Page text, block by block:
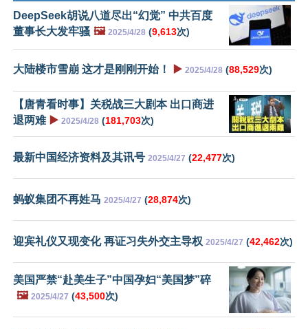
DeepSeek胡说八道尽出“幻觉” 中共百度
董事长大发牢骚 🖼️ 2025/4/28 (9,613次)
大陆楼市雪崩 这才是刚刚开始！ ▶️ 2025/4/28 (88,529次)
【唐青看时事】关税战三大剧本 出口商进
退两难 ▶️ 2025/4/28 (181,703次)
最新中国经济资料及其讯号 2025/4/27 (22,477次)
蚂蚁集团不再姓马 2025/4/27 (28,874次)
迎宾礼仪又现变化 再证习失外交主导权 2025/4/27 (42,462次)
美国严禁“赴美生子”中国孕妇“美国梦”碎
🖼️ 2025/4/27 (43,500次)